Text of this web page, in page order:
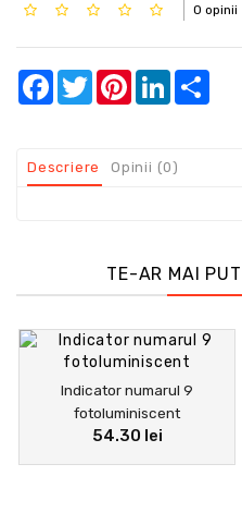
0 opinii
Facebook
TwitterPinterestLinkedIn
Descriere Opinii (0)
TE-AR MAI
Indicator numarul 9
fotoluminiscent
54.30 lei